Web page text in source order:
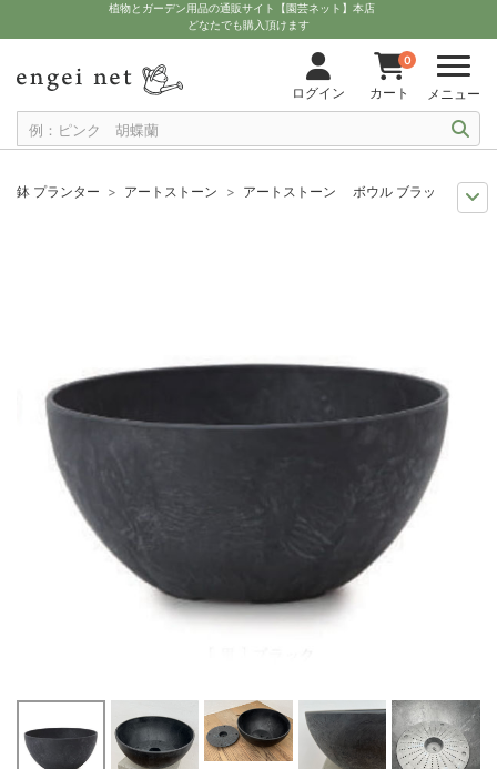
植物とガーデン用品の通販サイト【園芸ネット】本店
どなたでも購入頂けます
ログイン
0
カート メニュー
鉢 プランター アートストーン
アートストーン ボウル ブラックL（直